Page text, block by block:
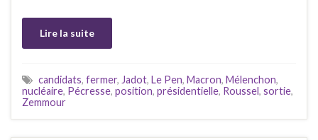
Lire la suite
candidats, fermer, Jadot, Le Pen, Macron, Mélenchon,
nucléaire, Pécresse, position, présidentielle, Roussel, sortie,
Zemmour